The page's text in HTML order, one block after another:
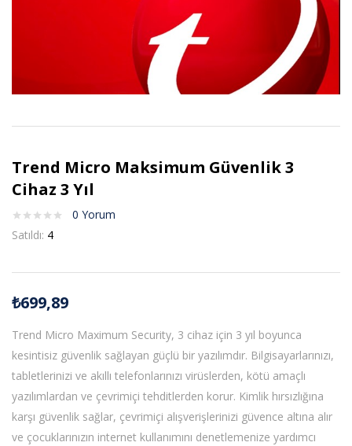
Trend Micro Maksimum Güvenlik 3
Cihaz 3 Yıl
0 Yorum
Satıldı: 4
₺699,89
Trend Micro Maximum Security, 3 cihaz için 3 yıl boyunca
kesintisiz güvenlik sağlayan güçlü bir yazılımdır. Bilgisayarlarınızı,
tabletlerinizi ve akıllı telefonlarınızı virüslerden, kötü amaçlı
yazılımlardan ve çevrimiçi tehditlerden korur. Kimlik hırsızlığına
karşı güvenlik sağlar, çevrimiçi alışverişlerinizi güvence altına alır
ve çocuklarınızın internet kullanımını denetlemenize yardımcı